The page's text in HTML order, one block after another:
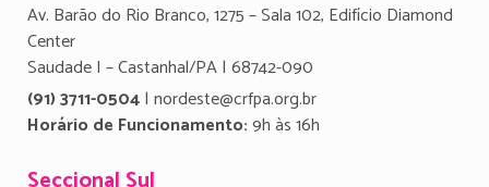
Av. Barão do Rio Branco, 1275 – Sala 102, Edifício Diamond
Center
Saudade I – Castanhal/PA | 68742-090
(91) 3711-0504| nordeste@crfpa.org.br
Horário de Funcionamento:9h às 16h